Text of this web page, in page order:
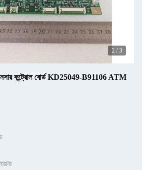
2 / 3
কন্ট্রোল বোর্ড KD25049-B91106 ATM